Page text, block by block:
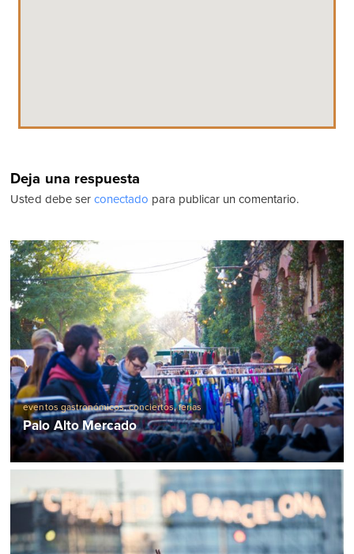
Deja una respuesta
Usted debe ser conectado para publicar un comentario.
eventos gastronómicos,conciertos,ferias
Palo Alto Mercado